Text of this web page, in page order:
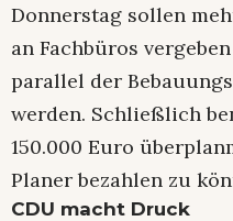
Donnerstag sollen
an Fachbüros
parallel der
werden. Schließlich
150.000 Euro
Planer bezahlen zu
CDU macht Druck